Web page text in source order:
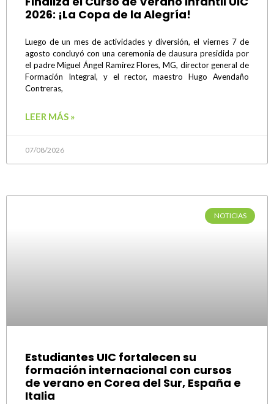
2026: ¡La Copa de la Alegría!
Luego de un mes de actividades y diversión, el viernes 7 de
agosto concluyó con una ceremonia de clausura presidida por
el padre Miguel Ángel Ramírez Flores, MG, director general de
Formación Integral, y el rector, maestro Hugo Avendaño
Contreras,
LEER MÁS »
07/08/2026
NOTICIAS
Estudiantes UIC fortalecen su
formación internacional con cursos
de verano en Corea del Sur, España e
Italia